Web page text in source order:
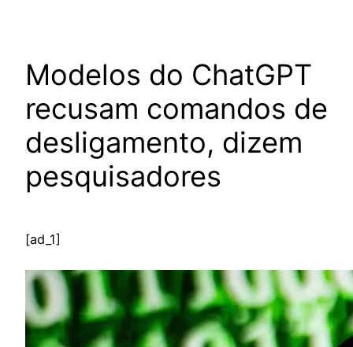
Modelos do ChatGPT
recusam comandos de
desligamento, dizem
pesquisadores
[ad_1]